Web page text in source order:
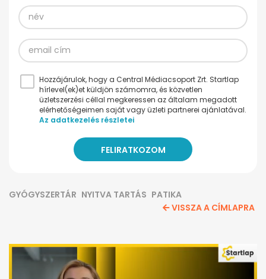
Hozzájárulok, hogy a Central Médiacsoport Zrt. Startlap
hírlevel(ek)et küldjön számomra, és közvetlen
üzletszerzési céllal megkeressen az általam megadott
elérhetőségeimen saját vagy üzleti partnerei ajánlatával.
Az adatkezelés részletei
GYÓGYSZERTÁR NYITVA TARTÁS PATIKA
VISSZA A CÍMLAPRA